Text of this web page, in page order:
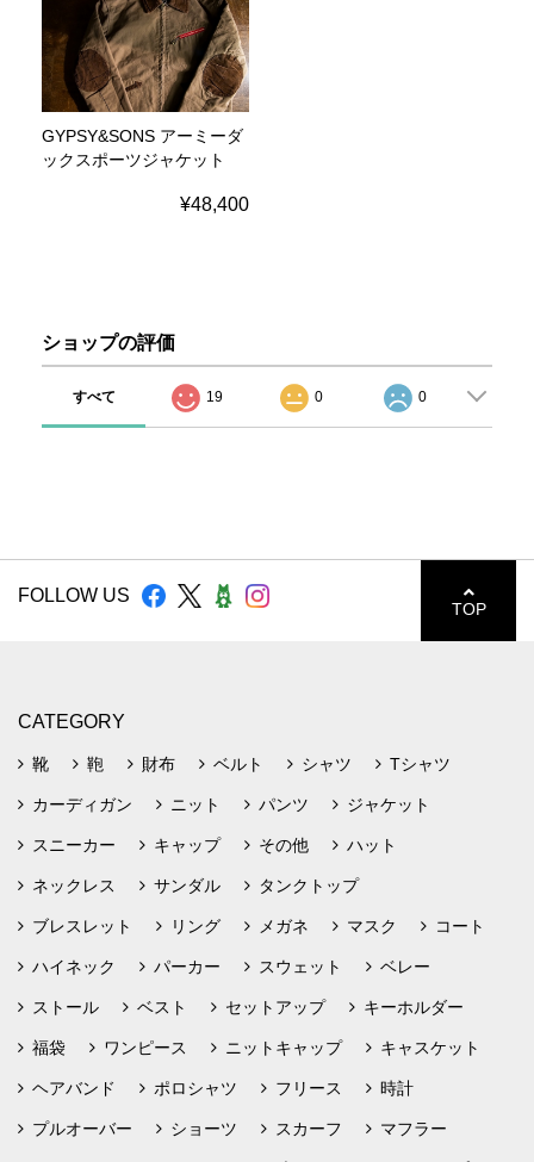
GYPSY&SONS アーミーダ
ックスポーツジャケット
¥48,400
ショップの評価
すべて 19 0 0
FOLLOW US
TOP
CATEGORY
靴 鞄 財布 ベルト シャツ Tシャツ
カーディガン ニット パンツ ジャケット
スニーカー キャップ その他 ハット
ネックレス サンダル タンクトップ
ブレスレット リング メガネ マスク コート
ハイネック パーカー スウェット ベレー
ストール ベスト セットアップ キーホルダー
福袋 ワンピース ニットキャップ キャスケット
ヘアバンド ポロシャツ フリース 時計
プルオーバー ショーツ スカーフ マフラー